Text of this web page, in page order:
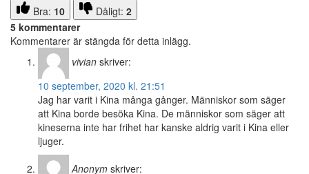
Bra: 10 Dåligt: 2
5 kommentarer
Kommentarer är stängda för detta inlägg.
vivian skriver:
10 september, 2020 kl. 21:51
Jag har varit i Kina många gånger. Människor som säger
att Kina borde besöka Kina. De människor som säger att
kineserna inte har frihet har kanske aldrig varit i Kina eller
ljuger.
Anonym skriver: